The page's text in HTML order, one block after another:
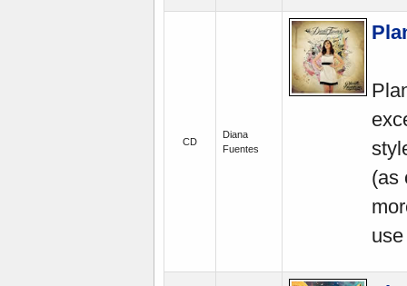
CD
Diana
Fuentes
(as